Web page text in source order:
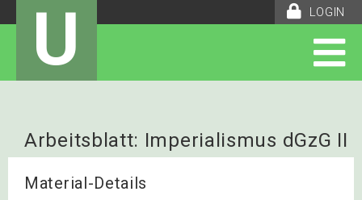
LOGIN
U
Arbeitsblatt: Imperialismus dGzG II
S.225 Römer Antworten
Material-Details